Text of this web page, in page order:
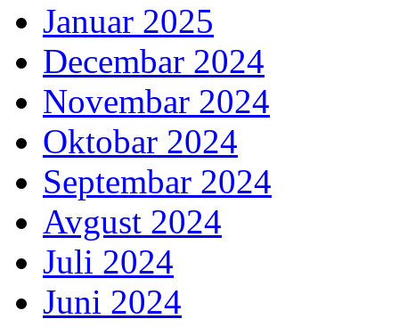
Januar 2025
Decembar 2024
Novembar 2024
Oktobar 2024
Septembar 2024
Avgust 2024
Juli 2024
Juni 2024